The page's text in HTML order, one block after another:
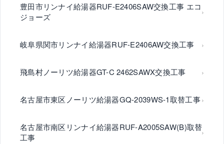
豊田市リンナイ給湯器RUF-E2406SAW交換工事 エコ
ジョーズ
岐阜県関市リンナイ給湯器RUF-E2406AW交換工事
飛島村ノーリツ給湯器GT-C 2462SAWX交換工事
名古屋市東区ノーリツ給湯器GQ-2039WS-1取替工事
名古屋市南区リンナイ給湯器RUF-A2005SAW(B)取替
工事